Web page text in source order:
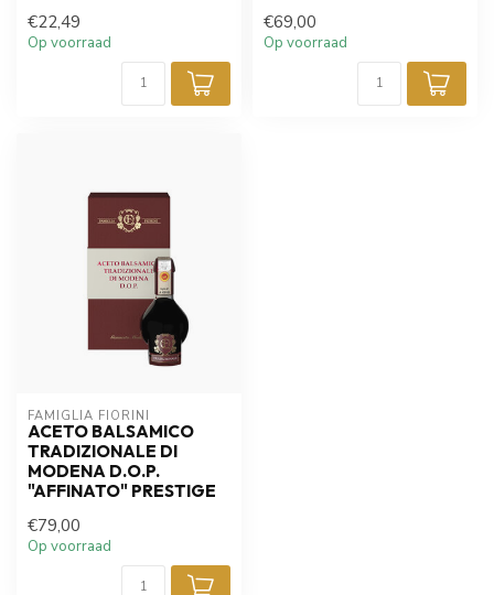
€22,49
Op voorraad
€69,00
Op voorraad
FAMIGLIA FIORINI
ACETO BALSAMICO
TRADIZIONALE DI
MODENA D.O.P.
"AFFINATO" PRESTIGE
€79,00
Op voorraad